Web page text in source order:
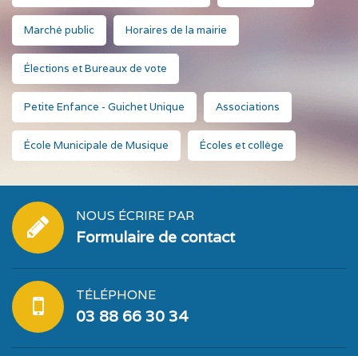
Marché public Horaires de la mairie
Élections et Bureaux de vote
Petite Enfance - Guichet Unique Associations
École Municipale de Musique Écoles et collège
NOUS ÉCRIRE PAR
Formulaire de contact
TÉLÉPHONE
03 88 66 30 34